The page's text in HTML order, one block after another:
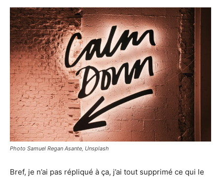
Photo Samuel Regan Asante, Unsplash
Bref, je n’ai pas répliqué à ça, j’ai tout supprimé ce qui le